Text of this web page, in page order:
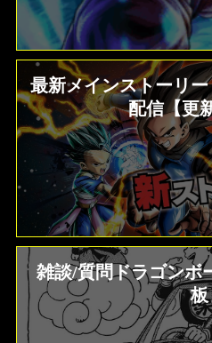
最新メインストーリー「第19部3章(6/10)」
配信【更
雑談/質問ドラゴンボールレジェンズ掲示
板